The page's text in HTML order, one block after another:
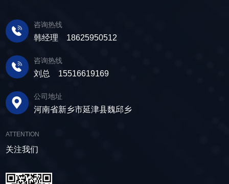
咨询热线
韩经理 18625950512
咨询热线
刘总 15516619169
公司地址
河南省新乡市延津县魏邱乡
ATTENTION
关注我们